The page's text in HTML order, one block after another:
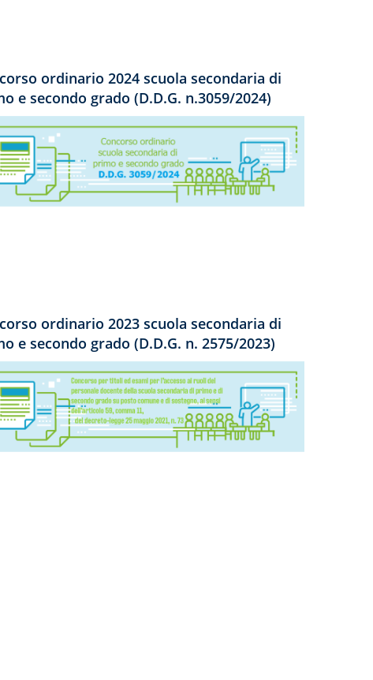
ordinario 2024 scuola secondaria di
e secondo grado (D.D.G. n.3059/2024)
ordinario 2023 scuola secondaria di
e secondo grado (D.D.G. n. 2575/2023)